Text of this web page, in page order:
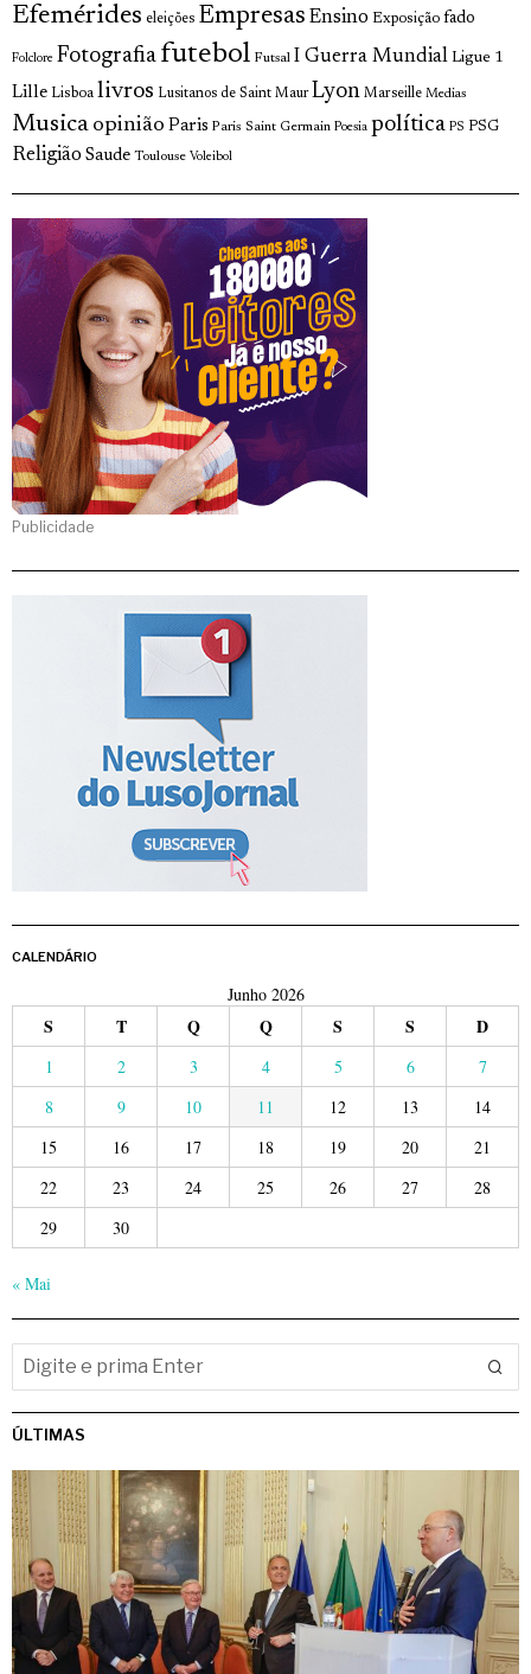
Efemérides eleições Empresas Ensino Exposição fado
Folclore Fotografia futebol Futsal I Guerra Mundial Ligue 1
Lille Lisboa livros Lusitanos de Saint Maur Lyon Marseille Medias
Musica opinião Paris Paris Saint Germain Poesia política PS PSG
Religião Saude Toulouse Voleibol
Publicidade
CALENDÁRIO
Junho 2026
S T Q Q S S D
1 2 3 4 5 6
7
8
9 10 11 12 13
14
15
16 17 18 19 20
21
22
23 24 25 26 27
28
29
30
« Mai
ÚLTIMAS